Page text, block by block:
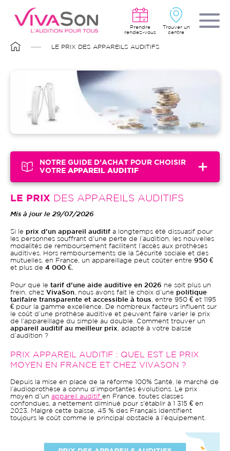
contenu
principal
Prendre
rendez-vous
Trouver un
centre
FIL
D'ARIANE
LE PRIX DES APPAREILS AUDITIFS
LE PRIX DES APPAREILS AUDITIFS
NOTRE GUIDE D’ACHAT POUR CHOISIR
VOTREAPPAREIL AUDITIF
Mis à jour le 29/07/2026
Si le prix d’un appareil auditif a longtemps été dissuasif pour
les personnes souffrant d'une perte de l’audition, les nouvelles
modalités de remboursement facilitent l’accès aux prothèses
auditives. Hors remboursements de la Sécurité sociale et des
mutuelles, en France, un appareillage peut coûter entre 950 €
et plus de 4 000 €.
Pour que le tarif d’une aide auditive en 2026 ne soit plus un
frein, chez VivaSon , nous avons fait le choix d’une politique
tarifaire transparente et accessible à tous , entre 950 € et 1195
€ pour la gamme excellence. De nombreux facteurs influent sur
le coût d’une prothèse auditive et peuvent faire varier le prix
de l’appareillage du simple au double. Comment trouver un
appareil auditif au meilleur prix , adapté à votre baisse
d’audition ?
PRIX APPAREIL AUDITIF : QUEL EST LE PRIX
MOYEN EN FRANCE ET CHEZ VIVASON ?
Depuis la mise en place de la réforme 100% Santé, le marché de
l’audioprothèse a connu d’importantes évolutions. Le prix
moyen d’un appareil auditif en France, toutes classes
confondues, a nettement diminué pour s'établir à 1 315 € en
2023. Malgré cette baisse, 45 % des Français identifient
toujours le coût comme le principal obstacle à l’équipement.